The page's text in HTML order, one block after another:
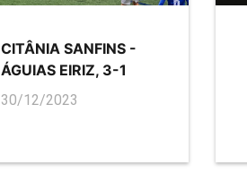
CITÂNIA SANFINS -
ÁGUIAS EIRIZ, 3-1
30/12/2023